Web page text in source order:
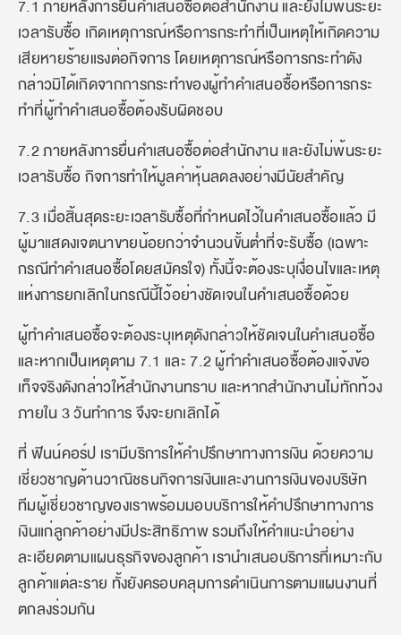
7.1 ภายหลังการยื่นคำเสนอซื้อต่อสำนักงาน และยังไม่พ้นระยะ
เวลารับซื้อ เกิดเหตุการณ์หรือการกระทำที่เป็นเหตุให้เกิดความ
เสียหายร้ายแรงต่อกิจการ โดยเหตุการณ์หรือการกระทำดัง
กล่าวมิได้เกิดจากการกระทำของผู้ทำคำเสนอซื้อหรือการกระ
ทำที่ผู้ทำคำเสนอซื้อต้องรับผิดชอบ
7.2 ภายหลังการยื่นคำเสนอซื้อต่อสำนักงาน และยังไม่พ้นระยะ
เวลารับซื้อ กิจการทำให้มูลค่าหุ้นลดลงอย่างมีนัยสำคัญ
7.3 เมื่อสิ้นสุดระยะเวลารับซื้อที่กำหนดไว้ในคำเสนอซื้อแล้ว มี
ผู้มาแสดงเจตนาขายน้อยกว่าจำนวนขั้นต่ำที่จะรับซื้อ (เฉพาะ
กรณีทำคำเสนอซื้อโดยสมัครใจ) ทั้งนี้จะต้องระบุเงื่อนไขและเหตุ
แห่งการยกเลิกในกรณีนี้ไว้อย่างชัดเจนในคำเสนอซื้อด้วย
ผู้ทำคำเสนอซื้อจะต้องระบุเหตุดังกล่าวให้ชัดเจนในคำเสนอซื้อ
และหากเป็นเหตุตาม 7.1 และ 7.2 ผู้ทำคำเสนอซื้อต้องแจ้งข้อ
เท็จจริงดังกล่าวให้สำนักงานทราบ และหากสำนักงานไม่ทักท้วง
ภายใน 3 วันทำการ จึงจะยกเลิกได้
ที่ ฟินน์คอร์ป เรามีบริการให้คำปรึกษาทางการเงิน ด้วยความ
เชี่ยวชาญด้านวาณิชธนกิจการเงินและงานการเงินของบริษัท
ทีมผู้เชี่ยวชาญของเราพร้อมมอบบริการให้คำปรึกษาทางการ
เงินแก่ลูกค้าอย่างมีประสิทธิภาพ รวมถึงให้คำแนะนำอย่าง
ละเอียดตามแผนธุรกิจของลูกค้า เรานำเสนอบริการที่เหมาะกับ
ลูกค้าแต่ละราย ทั้งยังครอบคลุมการดำเนินการตามแผนงานที่
ตกลงร่วมกัน